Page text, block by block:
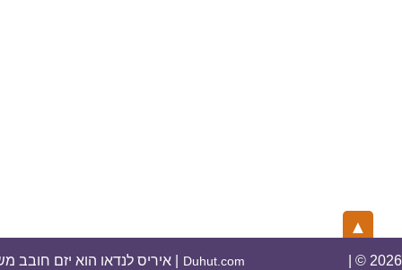
▲
Duhut.com
| © 2026 | איריס לנדאו הוא